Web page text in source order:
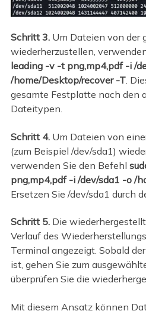
Schritt 3.Um Dateien von der
wiederherzustellen,
leading -v -t png,mp4,pdf -i /
/home/Desktop/recover -T.
gesamte Festplatte nach den
Dateitypen.
Schritt 4.Um Dateien von
(zum Beispiel /dev/sda1)
verwenden Sie den Befehl
png,mp4,pdf -i /dev/sda1 -o /
Ersetzen Sie /dev/sda1 durch
Schritt 5.Die
Verlauf des
Terminal angezeigt. Sobald
ist, gehen Sie zum
überprüfen Sie die
Mit diesem Ansatz können